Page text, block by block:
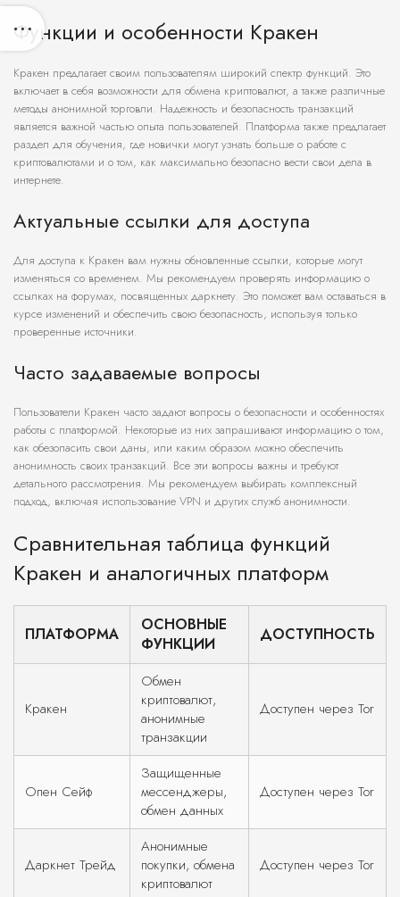
Функции и особенности Кракен
Кракен предлагает своим пользователям широкий спектр функций. Это
включает в себя возможности для обмена криптовалют, а также различные
методы анонимной торговли. Надежность и безопасность транзакций
является важной частью опыта пользователей. Платформа также предлагает
раздел для обучения, где новички могут узнать больше о работе с
криптовалютами и о том, как максимально безопасно вести свои дела в
интернете.
Актуальные ссылки для доступа
Для доступа к Кракен вам нужны обновленные ссылки, которые могут
изменяться со временем. Мы рекомендуем проверять информацию о
ссылках на форумах, посвященных даркнету. Это поможет вам оставаться в
курсе изменений и обеспечить свою безопасность, используя только
проверенные источники.
Часто задаваемые вопросы
Пользователи Кракен часто задают вопросы о безопасности и особенностях
работы с платформой. Некоторые из них запрашивают информацию о том,
как обезопасить свои даны, или каким образом можно обеспечить
анонимность своих транзакций. Все эти вопросы важны и требуют
детального рассмотрения. Мы рекомендуем выбирать комплексный
подход, включая использование VPN и других служб анонимности.
Сравнительная таблица функций
Кракен и аналогичных платформ
ПЛАТФОРМА
ОСНОВНЫЕ
ФУНКЦИИ
ДОСТУПНОСТЬ
Кракен
Обмен
криптовалют,
анонимные
транзакции
Доступен через Tor
Опен Сейф
Защищенные
мессенджеры,
обмен данных
Доступен через Tor
Даркнет Трейд
Анонимные
покупки, обмена
криптовалют
Доступен через Tor